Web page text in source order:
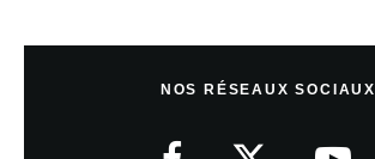
NOS RÉSEAUX SOCIAUX